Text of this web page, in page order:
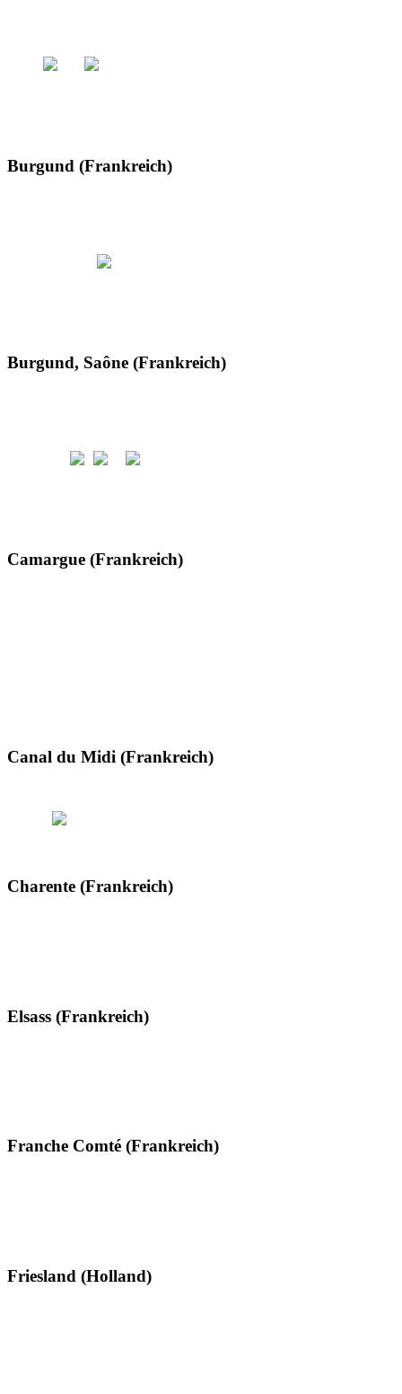
Burgund (Frankreich)
Burgund, Saône (Frankreich)
Camargue (Frankreich)
Canal du Midi (Frankreich)
Charente (Frankreich)
Elsass (Frankreich)
Franche Comté (Frankreich)
Friesland (Holland)